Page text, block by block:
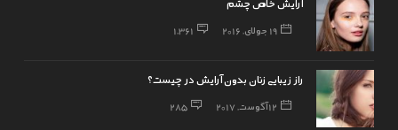
19 جولای, 2016 1,361
راز زیبایی زنان بدون آرایش در چیست؟
12 آگوست, 2017 285